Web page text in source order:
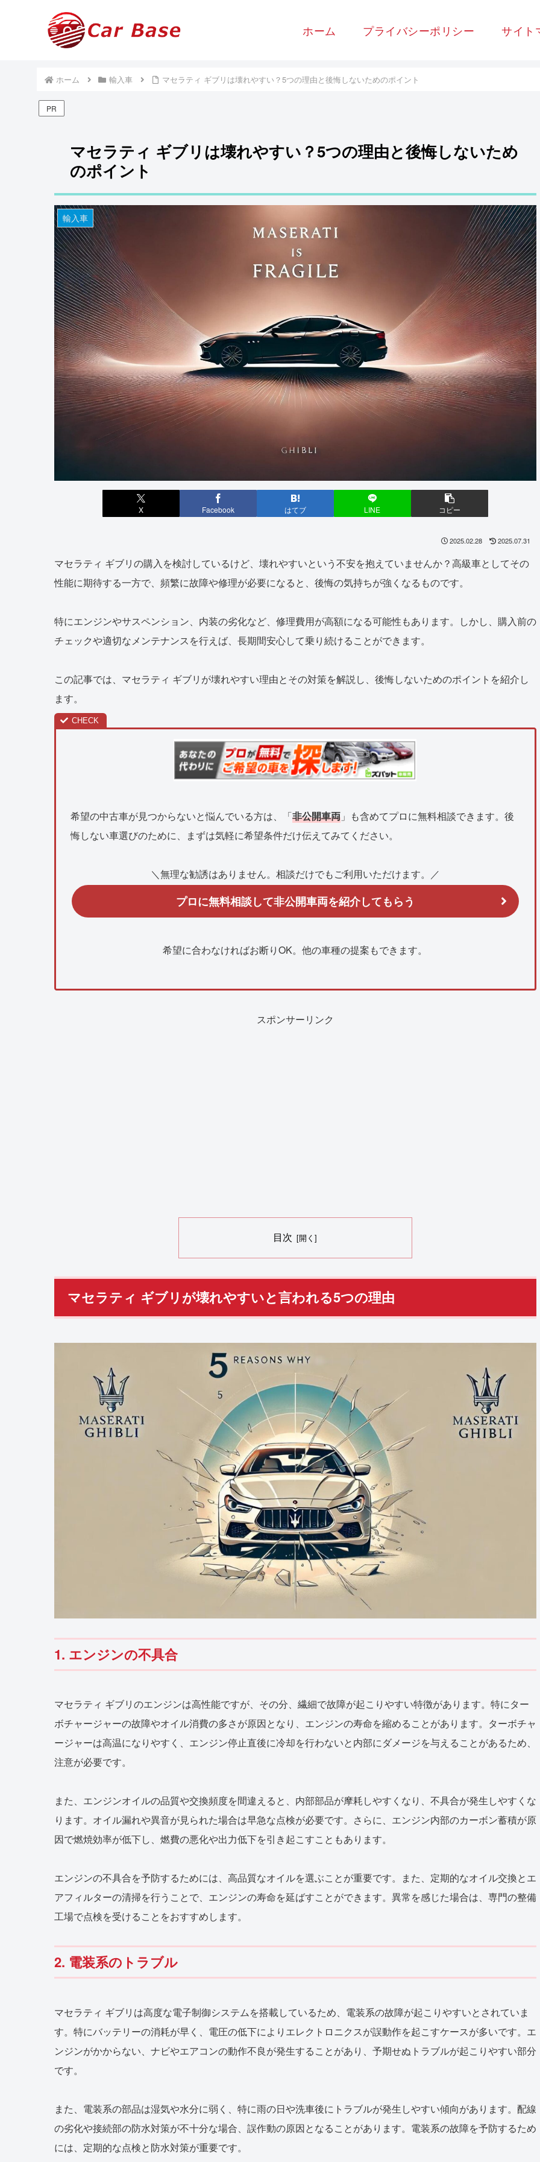
ホーム プライバシーポリシー サイト
ホーム 輸入車 マセラティ ギブリは壊れやすい？5つの理由と後悔しないためのポイント
PR
マセラティ ギブリは壊れやすい？5つの理由と後悔しないため
のポイント
輸入車
X Facebook はてブ LINE コピー
2025.02.28 2025.07.31
マセラティ ギブリの購入を検討しているけど、壊れやすいという不安を抱えていませんか？高級車としてその
性能に期待する一方で、頻繁に故障や修理が必要になると、後悔の気持ちが強くなるものです。
特にエンジンやサスペンション、内装の劣化など、修理費用が高額になる可能性もあります。しかし、購入前の
チェックや適切なメンテナンスを行えば、長期間安心して乗り続けることができます。
この記事では、マセラティ ギブリが壊れやすい理由とその対策を解説し、後悔しないためのポイントを紹介し
ます。
希望の中古車が見つからないと悩んでいる方は、「非公開車両」も含めてプロに無料相談できます。後
悔しない車選びのために、まずは気軽に希望条件だけ伝えてみてください。
＼無理な勧誘はありません。相談だけでもご利用いただけます。／
プロに無料相談して非公開車両を紹介してもらう
希望に合わなければお断りOK。他の車種の提案もできます。
スポンサーリンク
目次
マセラティ ギブリが壊れやすいと言われる5つの理由
1. エンジンの不具合
マセラティ ギブリのエンジンは高性能ですが、その分、繊細で故障が起こりやすい特徴があります。特にター
ボチャージャーの故障やオイル消費の多さが原因となり、エンジンの寿命を縮めることがあります。ターボチャ
ージャーは高温になりやすく、エンジン停止直後に冷却を行わないと内部にダメージを与えることがあるため、
注意が必要です。
また、エンジンオイルの品質や交換頻度を間違えると、内部部品が摩耗しやすくなり、不具合が発生しやすくな
ります。オイル漏れや異音が見られた場合は早急な点検が必要です。さらに、エンジン内部のカーボン蓄積が原
因で燃焼効率が低下し、燃費の悪化や出力低下を引き起こすこともあります。
エンジンの不具合を予防するためには、高品質なオイルを選ぶことが重要です。また、定期的なオイル交換とエ
アフィルターの清掃を行うことで、エンジンの寿命を延ばすことができます。異常を感じた場合は、専門の整備
工場で点検を受けることをおすすめします。
2. 電装系のトラブル
マセラティ ギブリは高度な電子制御システムを搭載しているため、電装系の故障が起こりやすいとされていま
す。特にバッテリーの消耗が早く、電圧の低下によりエレクトロニクスが誤動作を起こすケースが多いです。エ
ンジンがかからない、ナビやエアコンの動作不良が発生することがあり、予期せぬトラブルが起こりやすい部分
です。
また、電装系の部品は湿気や水分に弱く、特に雨の日や洗車後にトラブルが発生しやすい傾向があります。配線
の劣化や接続部の防水対策が不十分な場合、誤作動の原因となることがあります。電装系の故障を予防するため
には、定期的な点検と防水対策が重要です。